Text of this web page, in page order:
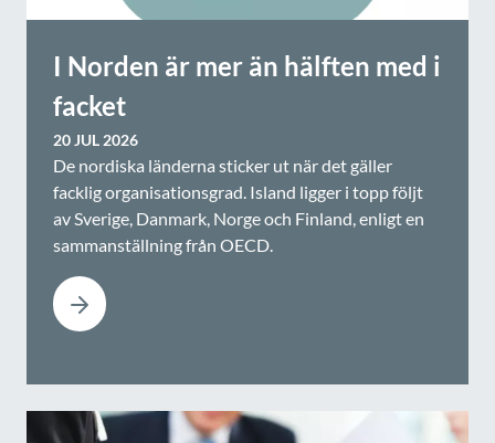
I Norden är mer än hälften med i
facket
20 JUL 2026
De nordiska länderna sticker ut när det gäller
facklig organisationsgrad. Island ligger i topp följt
av Sverige, Danmark, Norge och Finland, enligt en
sammanställning från OECD.